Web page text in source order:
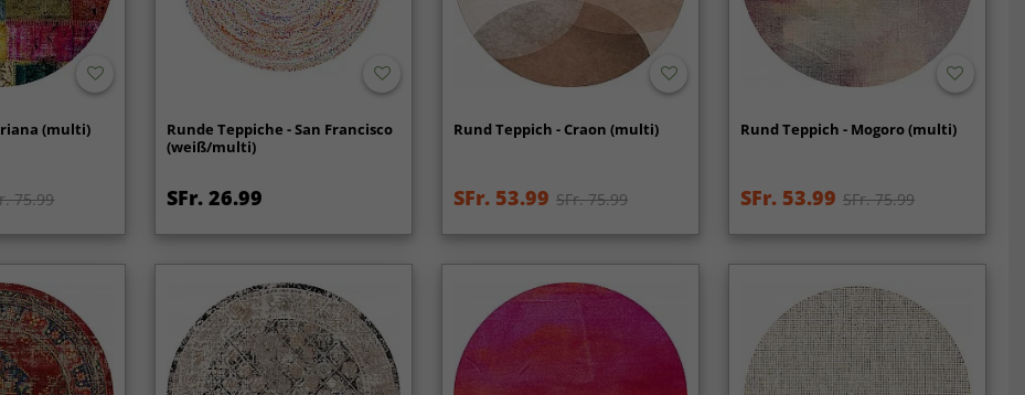
(multi)
75.99
Runde Teppiche - San Francisco
(weiß/multi)
SFr. 26.99
Rund Teppich - Craon (multi)
SFr. 53.99 SFr. 75.99
Rund Teppich - Mogoro (multi)
SFr. 53.99 SFr. 75.99